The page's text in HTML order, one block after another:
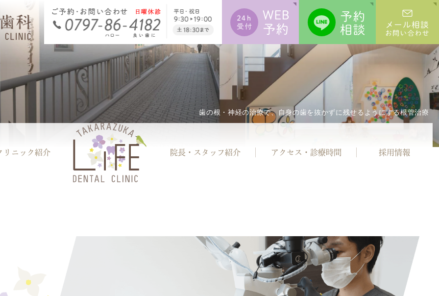
歯の根・神経の治療で、 自身の歯を抜かずに残せるようにする根管治療
リニック 紹介 院長・ スタッフ紹介 アクセス・ 診療時間 採用情報